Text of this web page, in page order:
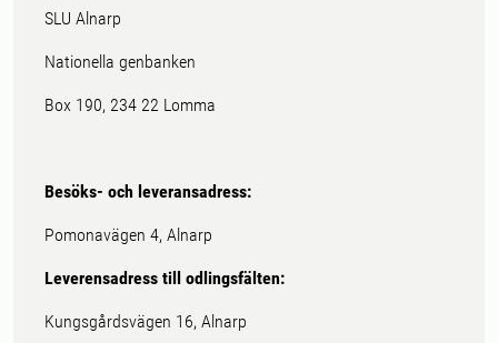
SLU Alnarp
Nationella genbanken
Box 190, 234 22 Lomma
Besöks- och leveransadress:
Pomonavägen 4, Alnarp
Leverensadress till odlingsfälten:
Kungsgårdsvägen 16, Alnarp